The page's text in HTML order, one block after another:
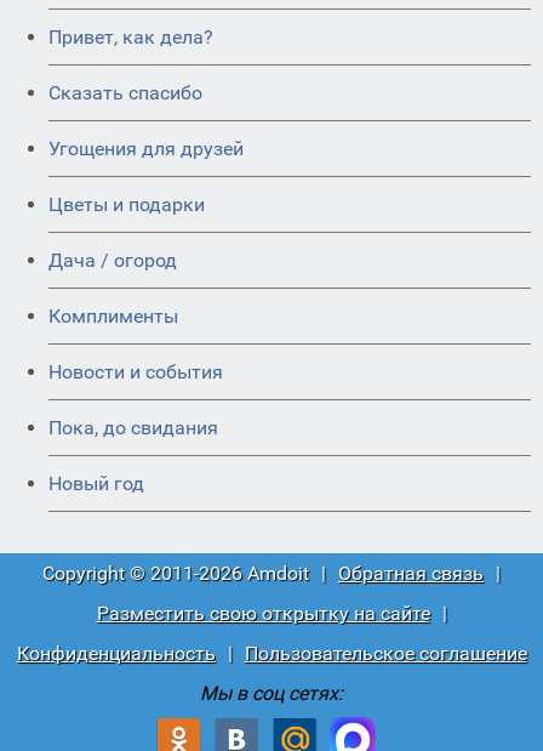
Привет, как дела?
Сказать спасибо
Угощения для друзей
Цветы и подарки
Дача / огород
Комплименты
Новости и события
Пока, до свидания
Новый год
Copyright © 2011-2026 Amdoit | Обратная связь |
Разместить свою открытку на сайте
|
Конфиденциальность
|
Пользовательское соглашение
Мы в соц сетях: